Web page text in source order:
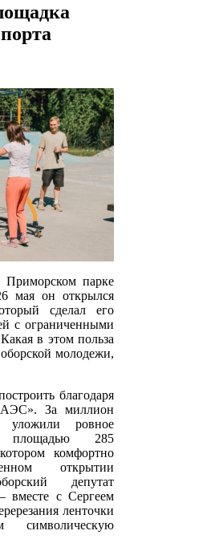
парке
мая он открылся
сделал его
с ограниченными
в этом польза
молодежи,
благодаря
За миллион
уложили ровное
площадью 285
комфортно
открытии
депутат
вместе с Сергеем
ленточки
символическую